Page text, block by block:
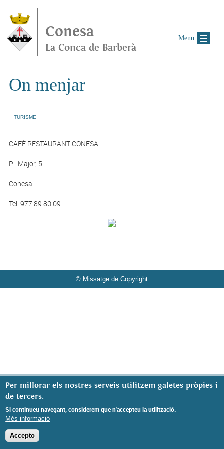
Conesa
La Conca de Barberà
On menjar
TURISME
CAFÈ RESTAURANT CONESA
Pl. Major, 5
Conesa
Tel. 977 89 80 09
© Missatge de Copyright
Menu
Per millorar els nostres serveis utilitzem galetes pròpies i
de tercers.
Si continueu navegant, considerem que n'accepteu la utilització.
Més informació
Accepto